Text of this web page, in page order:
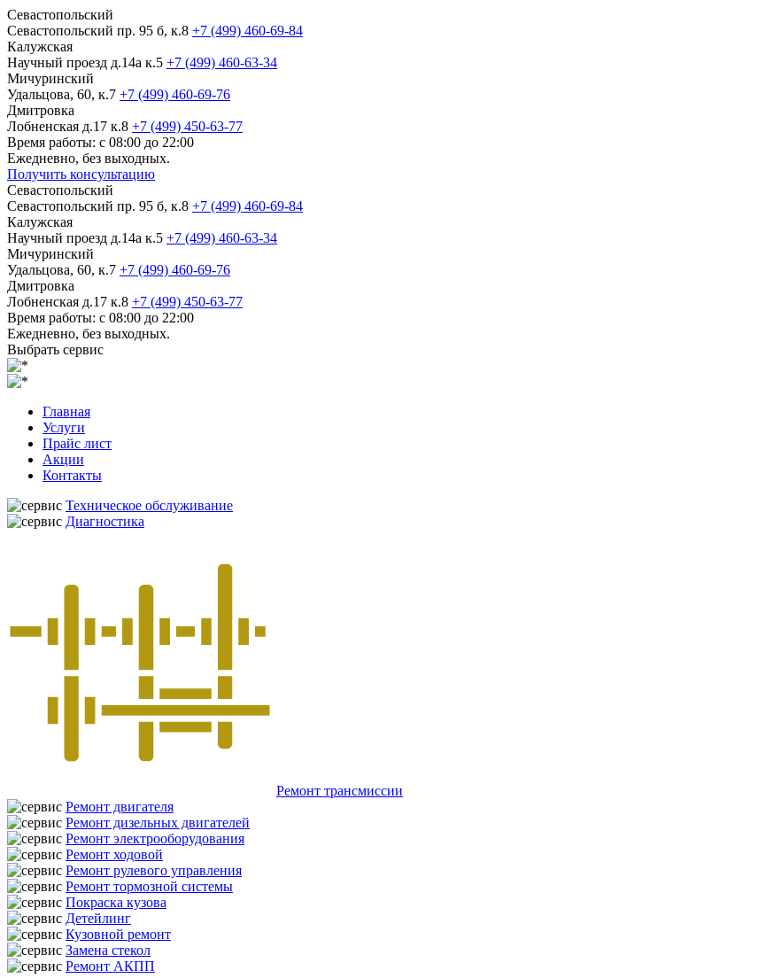
Севастопольский
Севастопольский пр. 95 б, к.8 +7 (499) 460-69-84
Калужская
Научный проезд д.14а к.5 +7 (499) 460-63-34
Мичуринский
Удальцова, 60, к.7 +7 (499) 460-69-76
Дмитровка
Лобненская д.17 к.8 +7 (499) 450-63-77
Время работы: с 08:00 до 22:00
Ежедневно, без выходных.
Получить консультацию
Севастопольский
Севастопольский пр. 95 б, к.8 +7 (499) 460-69-84
Калужская
Научный проезд д.14а к.5 +7 (499) 460-63-34
Мичуринский
Удальцова, 60, к.7 +7 (499) 460-69-76
Дмитровка
Лобненская д.17 к.8 +7 (499) 450-63-77
Время работы: с 08:00 до 22:00
Ежедневно, без выходных.
Выбрать сервис
Главная
Услуги
Прайс лист
Акции
Контакты
Техническое обслуживание
Диагностика
Ремонт трансмиссии
Ремонт двигателя
Ремонт дизельных двигателей
Ремонт электрооборудования
Ремонт ходовой
Ремонт рулевого управления
Ремонт тормозной системы
Покраска кузова
Детейлинг
Кузовной ремонт
Замена стекол
Ремонт АКПП